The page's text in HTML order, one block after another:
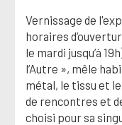
Vernissage de
horaires
le mardi jusqu’à
l’Autre », mêle
métal, le tissu et
de rencontres et
choisi pour sa